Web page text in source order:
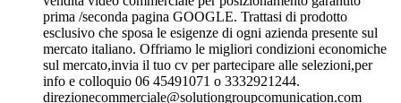
prima /seconda pagina GOOGLE. Trattasi di prodotto
esclusivo che sposa le esigenze di ogni azienda presente sul
mercato italiano. Offriamo le migliori condizioni economiche
sul mercato,invia il tuo cv per partecipare alle selezioni,per
info e colloquio 06 45491071 o 3332921244.
direzionecommerciale@solutiongroupcomunication.com